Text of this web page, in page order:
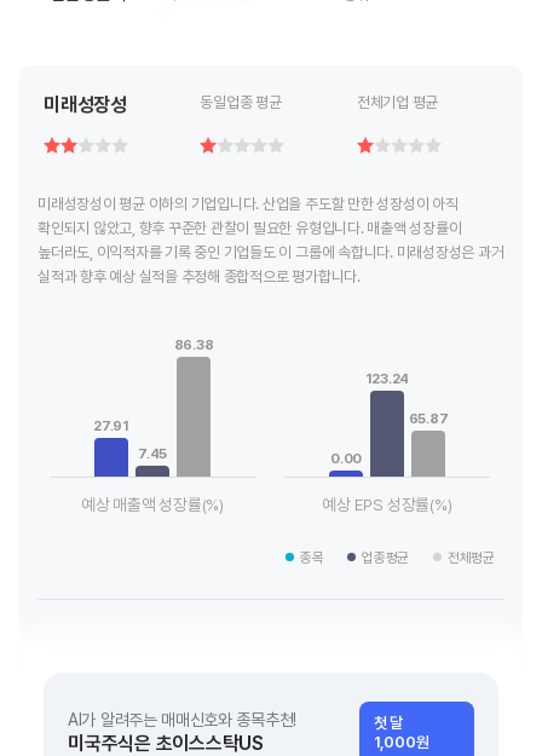
미래성장성 동일업종 평균 전체기업 평균
미래성장성이 평균 이하의 기업입니다. 산업을 주도할 만한 성장성이 아직
확인되지 않았고, 향후 꾸준한 관찰이 필요한 유형입니다. 매출액 성장률이
높더라도, 이익적자를 기록 중인 기업들도 이 그룹에 속합니다. 미래성장성은 과거
실적과 향후 예상 실적을 추정해 종합적으로 평가합니다.
View as data table, Chart
The chart has 1 X axis displaying categories.
The chart has 1 Y axis displaying values. Data ranges from
27.91
7.45
86.38
예상 매출액 성장률(%)
The chart has 1 X axis
The chart has 1 Y axis
0.00
123.24
65.87
예상 EPS 성장률(%)
종목 업종평균 전체평균
AI가 알려주는 매매신호와 종목추천!
미국주식은 초이스스탁US
첫 달
1,000원